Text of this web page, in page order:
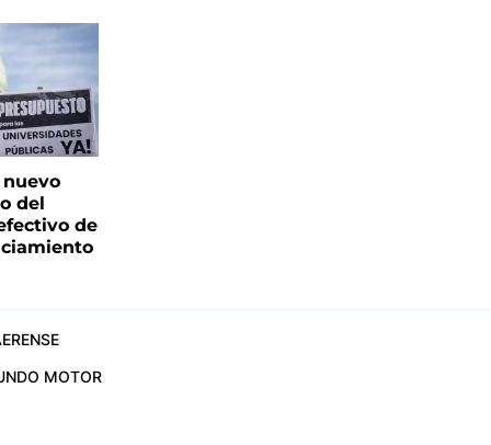
del
de
MOTOR